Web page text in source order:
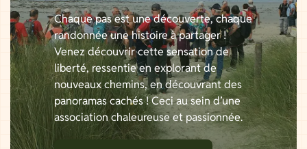
Chaque pas est une découverte, chaque
randonnée une histoire à partager !
Venez découvrir cette sensation de
liberté, ressentie en explorant de
nouveaux chemins, en découvrant des
panoramas cachés ! Ceci au sein d’une
association chaleureuse et passionnée.